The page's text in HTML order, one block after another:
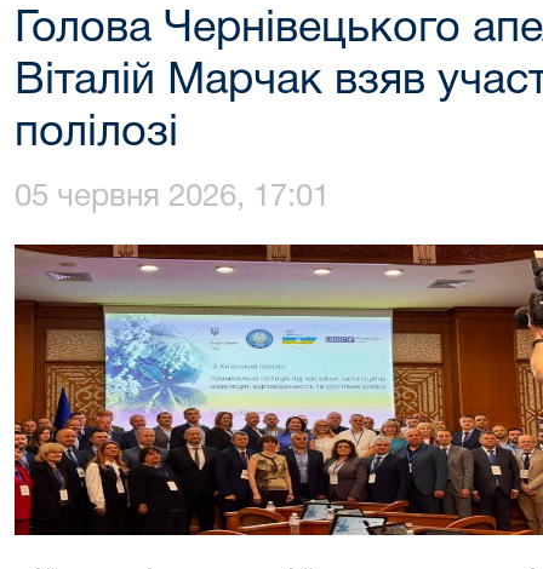
Голова Чернівецького
Віталій Марчак взяв
полілозі
05 червня 2026, 17:01